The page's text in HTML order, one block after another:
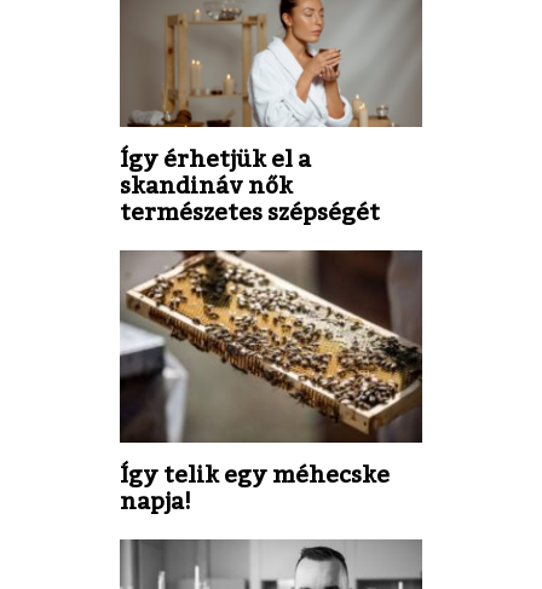
Így érhetjük el a
skandináv nők
természetes szépségét
Így telik egy méhecske
napja!